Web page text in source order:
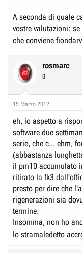
A seconda di quale
vostre valutazioni:
che conviene
rosmarc
0
15 Marzo 2012
eh, io aspetto a
software due
serie, che c... ehm,
(abbastanza
il pm10 accumulato
ritirato la fk3
presto per dire che
rigenerazioni sia
termine.
Insomma, non ho
lo stramaledetto